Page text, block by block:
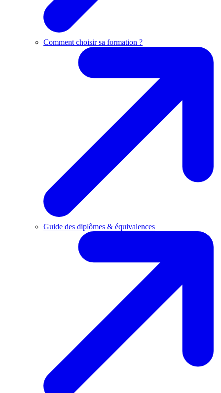
Comment choisir sa formation ?
Guide des diplômes & équivalences